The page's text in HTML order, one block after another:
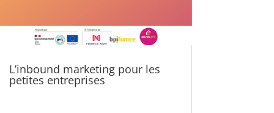
L’inbound marketing pour les
petites entreprises